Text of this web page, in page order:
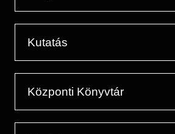
Kutatás
Központi Könyvtár